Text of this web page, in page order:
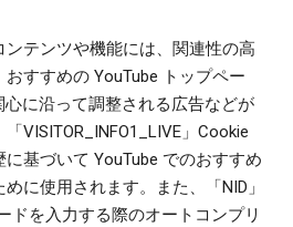
テンツや機能には、関連性の高
すすめの YouTube トップペー
に沿って調整される広告などが
VISITOR_INFO1_LIVE」Cookie
基づいて YouTube でのおすすめ
に使用されます。また、「NID」
ドを入力する際のオートコンプリ